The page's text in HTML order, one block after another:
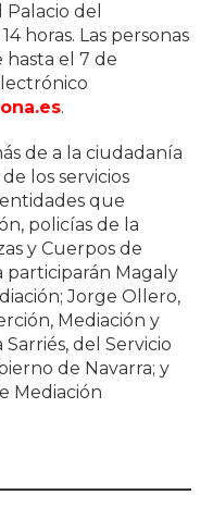
del
horas. Las personas
hasta el 7 de
.
de a la ciudadanía
los servicios
que
policías de la
y Cuerpos de
participarán Magaly
Jorge Ollero,
Mediación y
del Servicio
de Navarra; y
Mediación